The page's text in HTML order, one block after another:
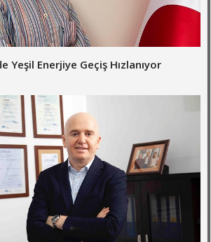
Yeşil Enerjiye Geçiş Hızlanıyor